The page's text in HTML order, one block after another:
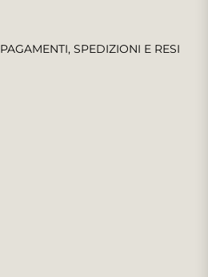
PAGAMENTI, SPEDIZIONI E RESI